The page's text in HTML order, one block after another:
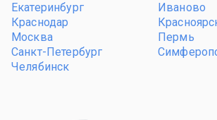
Екатеринбург
Иваново
Краснодар
Москва
Пермь
Санкт-Петербург
Челябинск